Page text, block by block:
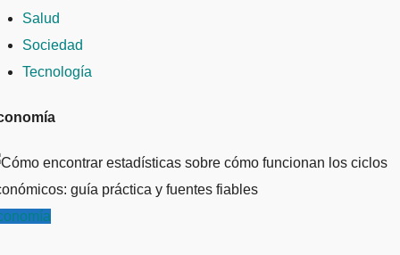
Salud
Sociedad
Tecnología